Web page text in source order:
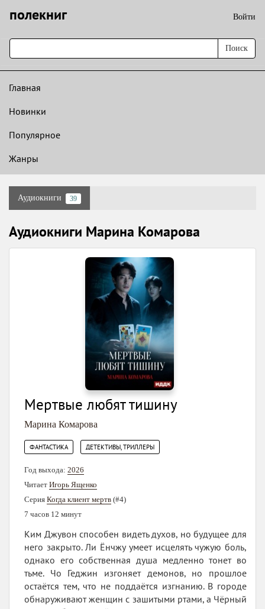
полекниг Войти
Поиск
Главная
Новинки
Популярное
Жанры
Аудиокниги 39
Аудиокниги Марина Комарова
Мертвые любят тишину
Марина Комарова
ФАНТАСТИКА ДЕТЕКТИВЫ, ТРИЛЛЕРЫ
Год выхода: 2026
Читает Игорь Ященко
Серия Когда клиент мертв (#4)
7 часов 12 минут
Ким Джувон способен видеть духов, но будущее для
него закрыто. Ли Ёнчжу умеет исцелять чужую боль,
однако его собственная душа медленно тонет во
тьме. Чо Геджин изгоняет демонов, но прошлое
остаётся тем, что не поддаётся изгнанию. В городе
обнаруживают женщин с зашитыми ртами, а Чёрный